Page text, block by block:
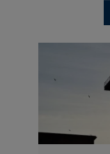
2026-
Czy na
po